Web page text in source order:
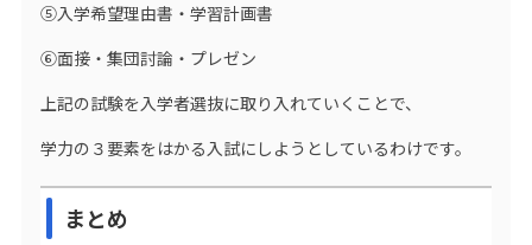
⑤入学希望理由書・学習計画書
⑥面接・集団討論・プレゼン
上記の試験を入学者選抜に取り入れていくことで、
学力の３要素をはかる入試にしようとしているわけです。
まとめ